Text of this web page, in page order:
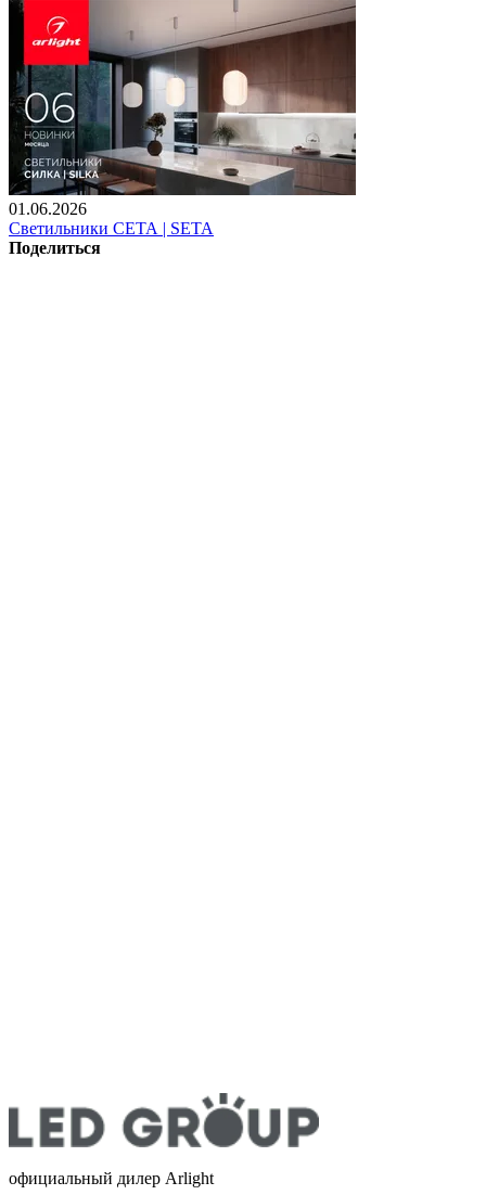
01.06.2026
Светильники СЕТА | SETA
Поделиться
официальный дилер Arlight